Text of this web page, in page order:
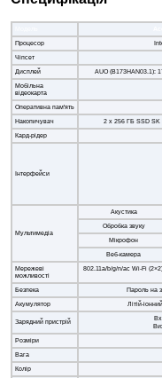
Процесор
Чіпсет
Дисплей
AUO (B173HAN03.1):
Мобільна
відеокарта
Оперативна пам'ять
Накопичувач
2 х 256 ГБ SSD SK
Кард-рідер
Інтерфейси
Мультимедіа
Акустика
Обробка звуку
Мікрофон
Веб-камера
Мережеві
можливості
802.11а/b/g/n/ас Wi-Fi
Безпека
Пароль на
Акумулятор
Літій-
Зарядний пристрій
Розміри
Вага
Колір